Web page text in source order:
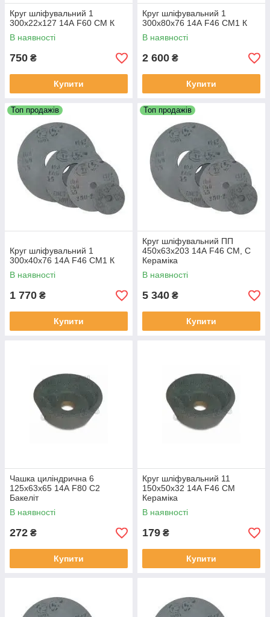
Круг шліфувальний 1
300х22х127 14А F60 СМ К
В наявності
750 ₴
Купити
Круг шліфувальний 1
300х80х76 14А F46 СМ1 К
В наявності
2 600 ₴
Купити
Топ продажів
Круг шліфувальний 1
300х40х76 14А F46 СМ1 К
В наявності
1 770 ₴
Купити
Топ продажів
Круг шліфувальний ПП
450х63х203 14А F46 СМ, С
Кераміка
В наявності
5 340 ₴
Купити
Чашка циліндрична 6
125х63х65 14А F80 С2
Бакеліт
В наявності
272 ₴
Купити
Круг шліфувальний 11
150х50х32 14А F46 СМ
Кераміка
В наявності
179 ₴
Купити